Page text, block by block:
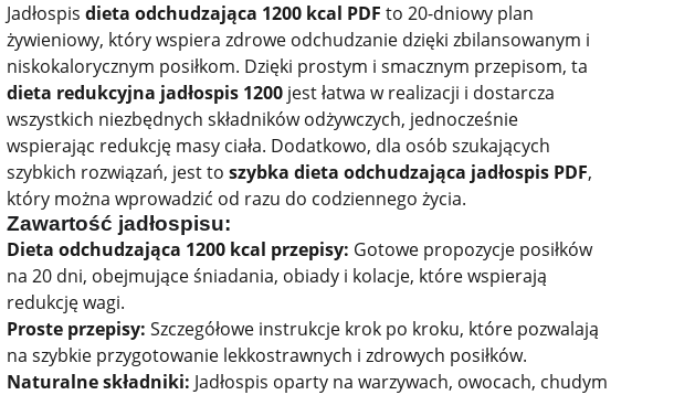
Jadłospis dieta odchudzająca 1200 kcal PDF to 20-dniowy plan
żywieniowy, który wspiera zdrowe odchudzanie dzięki zbilansowanym i
niskokalorycznym posiłkom. Dzięki prostym i smacznym przepisom, ta
dieta redukcyjna jadłospis 1200 jest łatwa w realizacji i dostarcza
wszystkich niezbędnych składników odżywczych, jednocześnie
wspierając redukcję masy ciała. Dodatkowo, dla osób szukających
szybkich rozwiązań, jest to szybka dieta odchudzająca jadłospis PDF,
który można wprowadzić od razu do codziennego życia.
Zawartość jadłospisu:
Dieta odchudzająca 1200 kcal przepisy: Gotowe propozycje posiłków
na 20 dni, obejmujące śniadania, obiady i kolacje, które wspierają
redukcję wagi.
Proste przepisy: Szczegółowe instrukcje krok po kroku, które pozwalają
na szybkie przygotowanie lekkostrawnych i zdrowych posiłków.
Naturalne składniki: Jadłospis oparty na warzywach, owocach, chudym